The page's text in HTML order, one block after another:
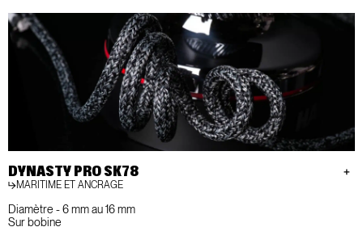
DYNASTY PRO SK78
MARITIME ET ANCRAGE
Diamètre - 6 mm au 16 mm
Sur bobine